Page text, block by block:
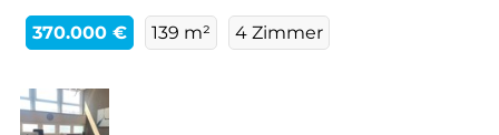
370.000 € 139 m² 4 Zimmer